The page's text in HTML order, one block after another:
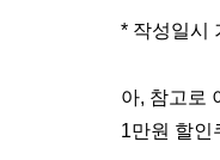
* 작성일시
아, 참고로
1만원 할인